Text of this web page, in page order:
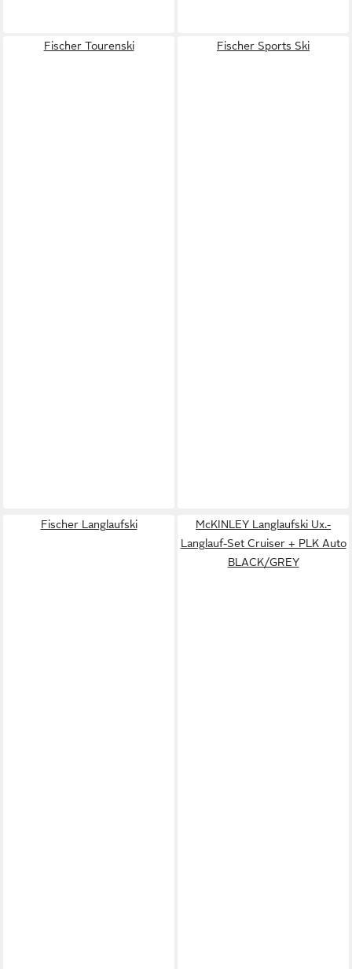
Fischer Tourenski Fischer Sports Ski
Fischer Langlaufski
McKINLEY Langlaufski Ux.-
Langlauf-Set Cruiser + PLK Auto
BLACK/GREY